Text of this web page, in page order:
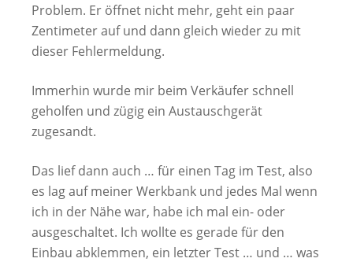
Problem. Er öffnet nicht mehr, geht ein paar
Zentimeter auf und dann gleich wieder zu mit
dieser Fehlermeldung.
Immerhin wurde mir beim Verkäufer schnell
geholfen und zügig ein Austauschgerät
zugesandt.
Das lief dann auch … für einen Tag im Test, also
es lag auf meiner Werkbank und jedes Mal wenn
ich in der Nähe war, habe ich mal ein- oder
ausgeschaltet. Ich wollte es gerade für den
Einbau abklemmen, ein letzter Test … und … was